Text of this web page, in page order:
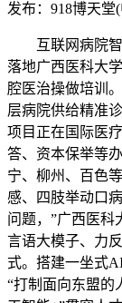
发布：918博天堂
互联网病院智
落地广西医科大
腔医治操做培训
层病院供给精准
项目正在国际医
答、资本保举等
宁、柳州、百色
感、四肢举动口
问题，”广西医
言语大模子、力
式。搭建一坐式
“打制面向东盟的